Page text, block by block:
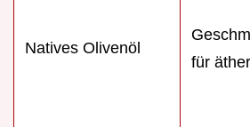
Natives Olivenöl
für